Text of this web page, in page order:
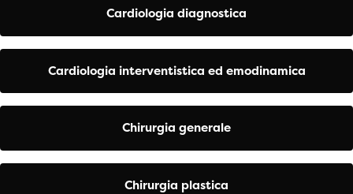
Cardiologia diagnostica
Cardiologia interventistica ed emodinamica
Chirurgia generale
Chirurgia plastica